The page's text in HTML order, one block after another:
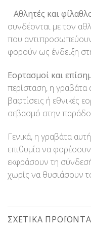
Αθλητές και
συνδέονται με τον
που
φορούν ως ένδειξη
Εορτασμοί και
περίσταση, η γραβάτα
βαφτίσεις ή εθνικές
σεβασμό στην
Γενικά, η γραβάτα
επιθυμία να
εκφράσουν τη
χωρίς να θυσιάσουν
ΣΧΕΤΙΚΆ ΠΡΟΪΌΝΤΑ